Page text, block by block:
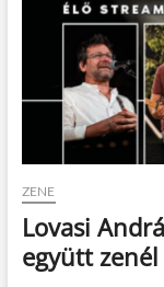
ZENE
Lovasi
együtt zenél